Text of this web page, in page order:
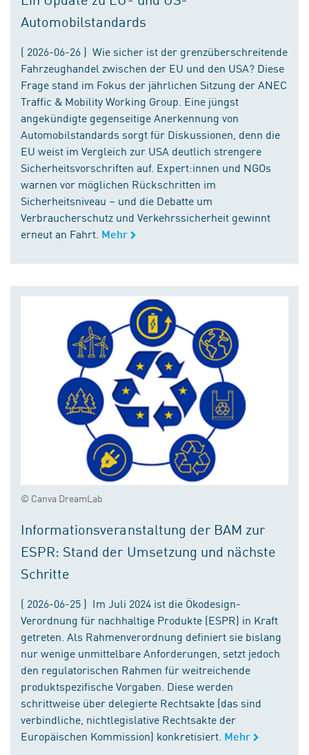
Automobilstandards
( 2026-06-26 ) Wie sicher ist der grenzüberschreitende
Fahrzeughandel zwischen der EU und den USA? Diese
Frage stand im Fokus der jährlichen Sitzung der ANEC
Traffic & Mobility Working Group. Eine jüngst
angekündigte gegenseitige Anerkennung von
Automobilstandards sorgt für Diskussionen, denn die
EU weist im Vergleich zur USA deutlich strengere
Sicherheitsvorschriften auf. Expert:innen und NGOs
warnen vor möglichen Rückschritten im
Sicherheitsniveau – und die Debatte um
Verbraucherschutz und Verkehrssicherheit gewinnt
erneut an Fahrt. Mehr
© Canva DreamLab
Informationsveranstaltung der BAM zur
ESPR: Stand der Umsetzung und nächste
Schritte
( 2026-06-25 ) Im Juli 2024 ist die Ökodesign-
Verordnung für nachhaltige Produkte (ESPR) in Kraft
getreten. Als Rahmenverordnung definiert sie bislang
nur wenige unmittelbare Anforderungen, setzt jedoch
den regulatorischen Rahmen für weitreichende
produktspezifische Vorgaben. Diese werden
schrittweise über delegierte Rechtsakte (das sind
verbindliche, nichtlegislative Rechtsakte der
Europäischen Kommission) konkretisiert. Mehr